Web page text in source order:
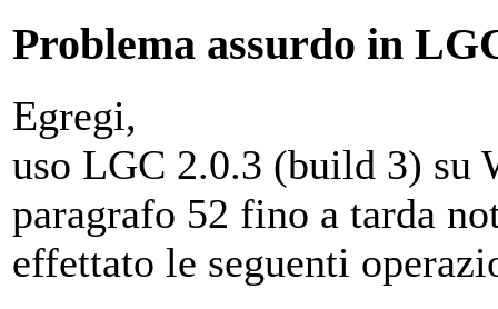
Problema assurdo in
Egregi,
uso LGC 2.0.3 (build 3) su
paragrafo 52 fino a tarda
effettato le seguenti